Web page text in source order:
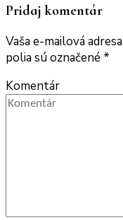
Pridaj komentár
Vaša e-mailová
polia sú označené *
Komentár